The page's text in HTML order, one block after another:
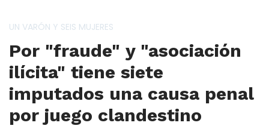
UN VARÓN Y SEIS MUJERES
Por "fraude" y "asociación
ilícita" tiene siete
imputados una causa penal
por juego clandestino